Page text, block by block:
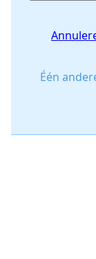
Één